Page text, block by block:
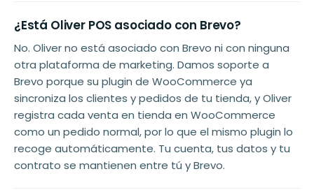
¿Está Oliver POS asociado con Brevo?
No. Oliver no está asociado con Brevo ni con ninguna
otra plataforma de marketing. Damos soporte a
Brevo porque su plugin de WooCommerce ya
sincroniza los clientes y pedidos de tu tienda, y Oliver
registra cada venta en tienda en WooCommerce
como un pedido normal, por lo que el mismo plugin lo
recoge automáticamente. Tu cuenta, tus datos y tu
contrato se mantienen entre tú y Brevo.